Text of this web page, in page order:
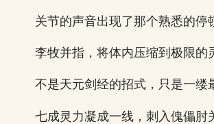
关节的声音出现了那个熟悉的停
李牧并指，将体内压缩到极限的
不是天元剑经的招式，只是一缕
七成灵力凝成一线，刺入傀儡肘